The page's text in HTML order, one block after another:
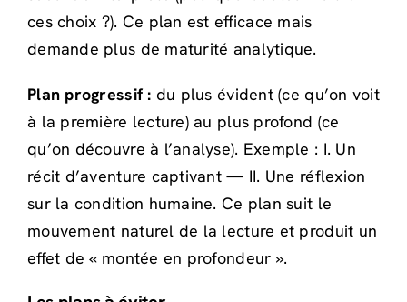
ces choix ?). Ce plan est efficace mais
demande plus de maturité analytique.
Plan progressif : du plus évident (ce qu’on voit
à la première lecture) au plus profond (ce
qu’on découvre à l’analyse). Exemple : I. Un
récit d’aventure captivant — II. Une réflexion
sur la condition humaine. Ce plan suit le
mouvement naturel de la lecture et produit un
effet de « montée en profondeur ».